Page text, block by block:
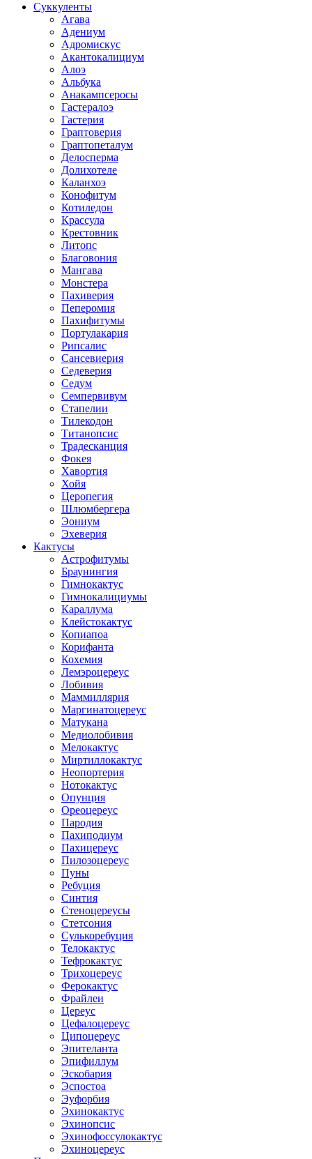
Суккуленты
Агава
Адениум
Адромискус
Акантокалициум
Алоэ
Альбука
Анакампсеросы
Гастералоэ
Гастерия
Граптоверия
Граптопеталум
Делосперма
Долихотеле
Каланхоэ
Конофитум
Котиледон
Крассула
Крестовник
Литопс
Благовония
Мангава
Монстера
Пахиверия
Пеперомия
Пахифитумы
Портулакария
Рипсалис
Сансевиерия
Седеверия
Седум
Семпервивум
Стапелии
Тилекодон
Титанопсис
Традесканция
Фокея
Хавортия
Хойя
Церопегия
Шлюмбергера
Эониум
Эхеверия
Кактусы
Астрофитумы
Браунингия
Гимнокактус
Гимнокалициумы
Караллума
Клейстокактус
Копиапоа
Корифанта
Кохемия
Лемэроцереус
Лобивия
Маммиллярия
Маргинатоцереус
Матукана
Медиолобивия
Мелокактус
Миртиллокактус
Неопортерия
Нотокактус
Опунция
Ореоцереус
Пародия
Пахиподиум
Пахицереус
Пилозоцереус
Пуны
Ребуция
Синтия
Стеноцереусы
Стетсония
Сулькоребуция
Телокактус
Тефрокактус
Трихоцереус
Ферокактус
Фрайлеи
Цереус
Цефалоцереус
Ципоцереус
Эпителанта
Эпифиллум
Эскобария
Эспостоа
Эуфорбия
Эхинокактус
Эхинопсис
Эхинофоссулокактус
Эхиноцереус